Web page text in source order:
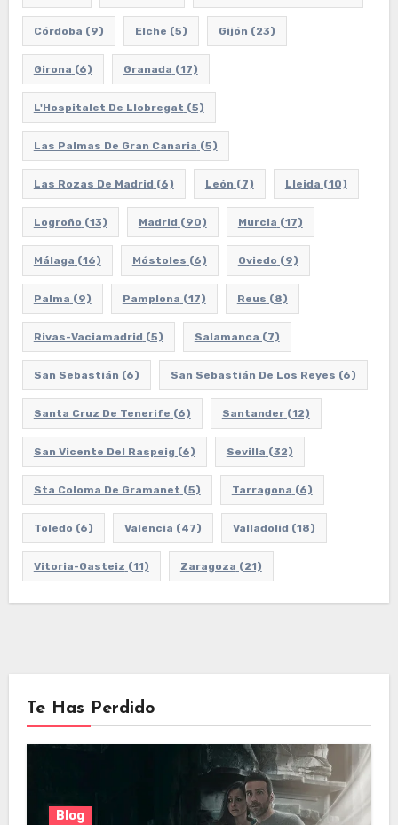
Córdoba (9) Elche (5) Gijón (23)
Girona (6) Granada (17)
L'Hospitalet De Llobregat (5)
Las Palmas De Gran Canaria (5)
Las Rozas De Madrid (6) León (7) Lleida (10)
Logroño (13) Madrid (90) Murcia (17)
Málaga (16) Móstoles (6) Oviedo (9)
Palma (9) Pamplona (17) Reus (8)
Rivas-Vaciamadrid (5) Salamanca (7)
San Sebastián (6) San Sebastián De Los Reyes (6)
Santa Cruz De Tenerife (6) Santander(12)
San Vicente Del Raspeig (6) Sevilla (32)
Sta Coloma De Gramanet (5) Tarragona (6)
Toledo (6) Valencia (47) Valladolid (18)
Vitoria-Gasteiz (11) Zaragoza (21)
Te Has Perdido
Blog